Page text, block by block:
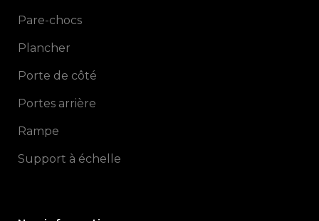
Pare-chocs
Plancher
Porte de côté
Portes arrière
Rampe
Support à échelle